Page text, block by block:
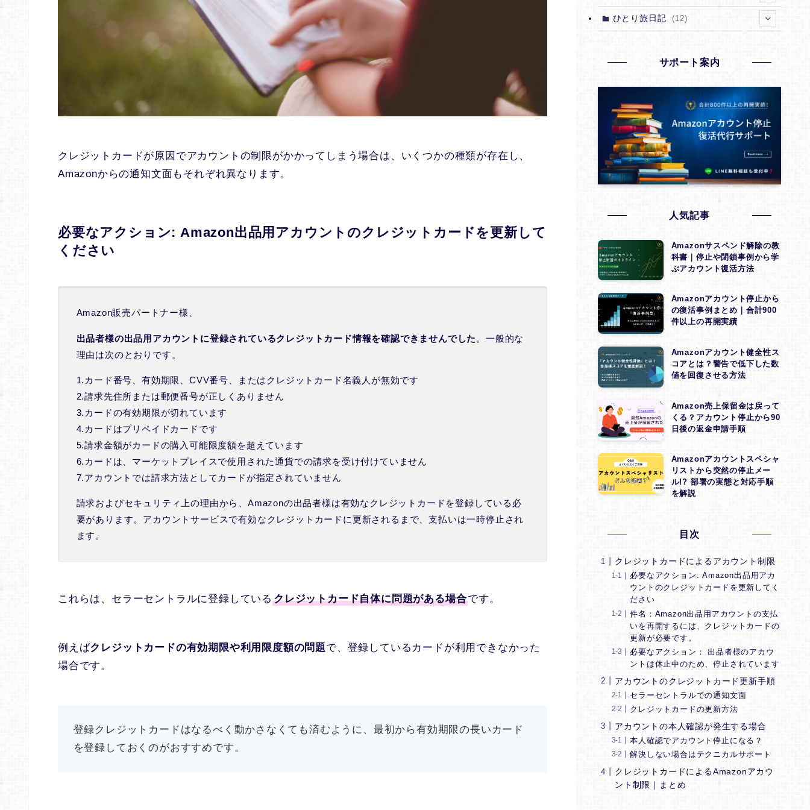
クレジットカードが原因でアカウントの制限がかかってしまう場合は、いくつかの種類が存在し、
Amazonからの通知文面もそれぞれ異なります。
必要なアクション: Amazon出品用アカウントのクレジットカードを更新して
ください
Amazon販売パートナー様、
出品者様の出品用アカウントに登録されているクレジットカード情報を確認できませんでした 。一般的な
理由は次のとおりです。
1.カード番号、有効期限、CVV番号、またはクレジットカード名義人が無効です
2.請求先住所または郵便番号が正しくありません
3.カードの有効期限が切れています
4.カードはプリペイドカードです
5.請求金額がカードの購入可能限度額を超えています
6.カードは、マーケットプレイスで使用された通貨での請求を受け付けていません
7.アカウントでは請求方法としてカードが指定されていません
請求およびセキュリティ上の理由から、Amazonの出品者様は有効なクレジットカードを登録している必
要があります。アカウントサービスで有効なクレジットカードに更新されるまで、支払いは一時停止され
ます。
これらは、セラーセントラルに登録している クレジットカード自体に問題がある場合です。
例えばクレジットカードの有効期限や利用限度額の問題で、登録しているカードが利用できなかった
場合です。
登録クレジットカードはなるべく動かさなくても済むように、最初から有効期限の長いカード
を登録しておくのがおすすめです。
(12)
(1)
(2)
(1)
(18)
(2)
(1)
(1)
(1)
(3)
(1)
(1)
(1)
(1)
(1)
(1)
(5)
(1)
(8)
(15)
(9)
(5)
(3)
(4)
(4)
ひとり旅日記 (12)
(2)
(4)
サポート案内
人気記事
Amazonサスペンド解除の教
科書｜停止や閉鎖事例から学
ぶアカウント復活方法
Amazonアカウント停止から
の復活事例まとめ｜合計900
件以上の再開実績
Amazonアカウント健全性ス
コアとは？警告で低下した数
値を回復させる方法
Amazon売上保留金は戻って
くる？アカウント停止から90
日後の返金申請手順
Amazonアカウントスペシャ
リストから突然の停止メー
ル!? 部署の実態と対応手順
を解説
目次
クレジットカードによるアカウント制限
必要なアクション: Amazon出品用アカ
ウントのクレジットカードを更新してく
ださい
件名：Amazon出品用アカウントの支払
いを再開するには、クレジットカードの
更新が必要です。
必要なアクション： 出品者様のアカウ
ントは休止中のため、停止されています
アカウントのクレジットカード更新手順
セラーセントラルでの通知文面
クレジットカードの更新方法
アカウントの本人確認が発生する場合
本人確認でアカウント停止になる？
解決しない場合はテクニカルサポート
クレジットカードによるAmazonアカウ
ント制限｜まとめ